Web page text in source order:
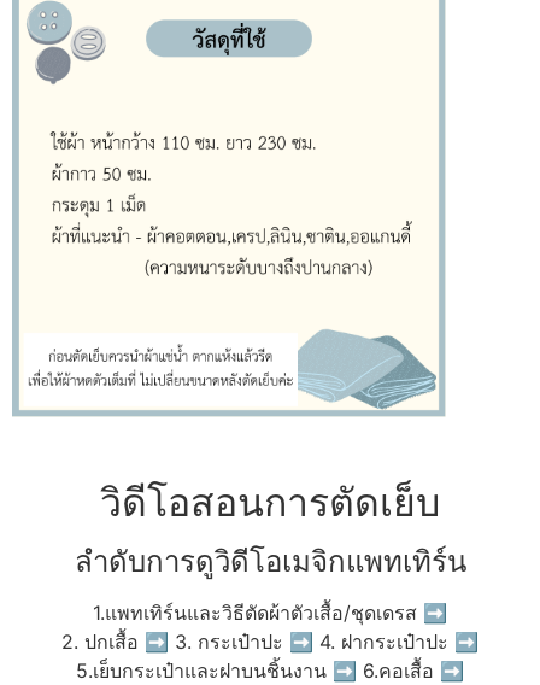
วิดีโอสอนการตัดเย็บ
ลำดับการดูวิดีโอเมจิกแพทเทิร์น
1.แพทเทิร์นและวิธีตัดผ้าตัวเสื้อ/ชุดเดรส ➡
2. ปกเสื้อ ➡ 3. กระเป๋าปะ ➡ 4. ฝากระเป๋าปะ ➡
5.เย็บกระเป๋าและฝาบนชิ้นงาน ➡ 6.คอเสื้อ ➡